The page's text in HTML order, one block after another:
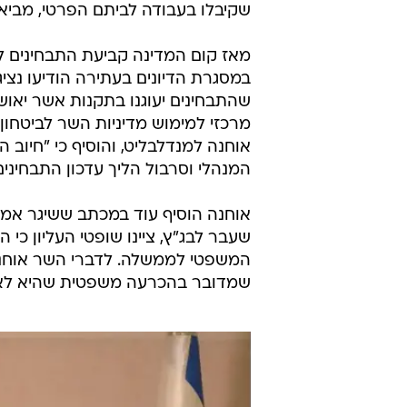
שקיבלו בעבודה לביתם הפרטי,
מאז קום המדינה קביעת התבחינים
במסגרת הדיונים בעתירה הודיעו
שהתבחינים יעוגנו בתקנות אשר
מרכזי למימוש מדיניות השר
אוחנה למנדלבליט, והוסיף כי
המנהלי וסרבול הליך עדכון
אוחנה הוסיף עוד במכתב ששיגר
שעבר לבג"ץ, ציינו שופטי העליון
המשפטי לממשלה. לדברי השר
שמדובר בהכרעה משפטית שהיא